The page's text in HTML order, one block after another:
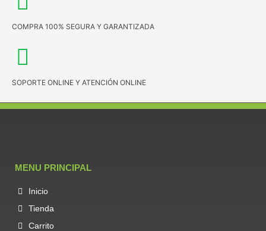
COMPRA 100% SEGURA Y GARANTIZADA
SOPORTE ONLINE Y ATENCIÓN ONLINE
MENU PRINCIPAL
Inicio
Tienda
Carrito